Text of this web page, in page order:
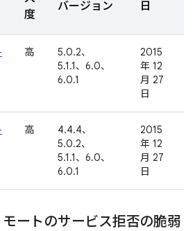
度
バージョン
日
高
5.0.2、
5.1.1、6.0、
6.0.1
2015
年 12
月 27
日
高
4.4.4、
5.0.2、
5.1.1、6.0、
6.0.1
2015
年 12
月 27
日
ートのサービス拒否の脆弱